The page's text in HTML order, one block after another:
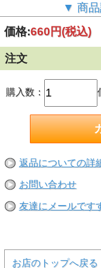
●フローリング・カー
※タイルやコンクリー
【動かせる重量の目安
●貼るタイプ（丸・角
持で60kg程度です。
●重量用で4点支持で
です。
※あくまでも目安とな
なります。
【注意事項】
※カグスベールをセ
ないでください。
※ある程度の防音効果
はありません。
※全体に重量が均一に
場合があります。
▼ 商
価格:660円(税込)
注文
購入数：
返品についての詳
お問い合わせ
友達にメールです
お店のトップへ戻る